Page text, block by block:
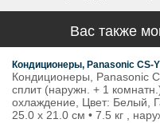
Вас также
Кондиционеры, Panasonic CS-
Кондиционеры, Panasonic
сплит (наружн. + 1
охлаждение, Цвет: Белый,
25.0 x 21.0 см • 7.5 кг ,